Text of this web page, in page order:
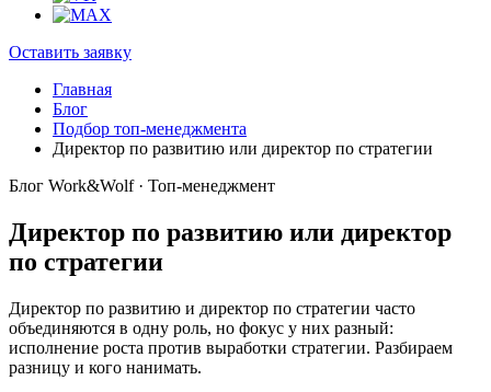
Оставить заявку
Главная
Блог
Подбор топ-менеджмента
Директор по развитию или директор по стратегии
Блог Work&Wolf · Топ-менеджмент
Директор по развитию или директор
по стратегии
Директор по развитию и директор по стратегии часто
объединяются в одну роль, но фокус у них разный:
исполнение роста против выработки стратегии. Разбираем
разницу и кого нанимать.